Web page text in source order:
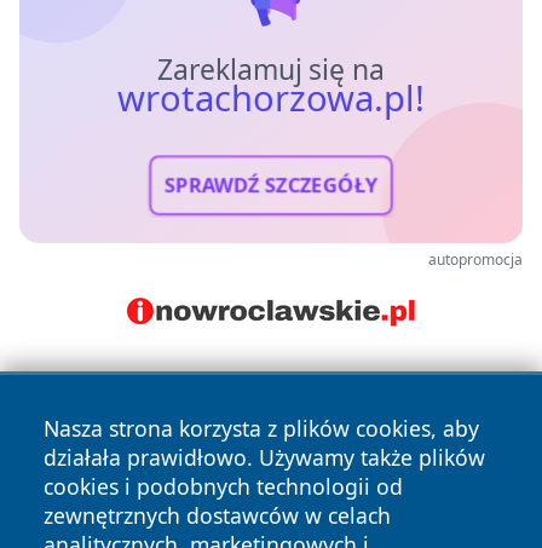
Zareklamuj się na
wrotachorzowa.pl!
SPRAWDŹ SZCZEGÓŁY
autopromocja
Nasza strona korzysta z plików cookies, aby
działała prawidłowo. Używamy także plików
cookies i podobnych technologii od
zewnętrznych dostawców w celach
Copyright © 2026 wrotachorzowa.pl Wszystkie prawa